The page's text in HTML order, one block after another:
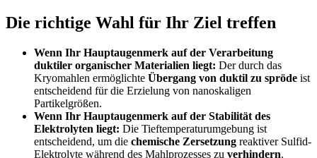
Die richtige Wahl für Ihr Ziel treffen
Wenn Ihr Hauptaugenmerk auf der Verarbeitung
duktiler organischer Materialien liegt: Der durch das
Kryomahlen ermöglichte Übergang von duktil zu spröde ist
entscheidend für die Erzielung von nanoskaligen
Partikelgrößen.
Wenn Ihr Hauptaugenmerk auf der Stabilität des
Elektrolyten liegt: Die Tieftemperaturumgebung ist
entscheidend, um die chemische Zersetzung reaktiver Sulfid-
Elektrolyte während des Mahlprozesses zu verhindern.